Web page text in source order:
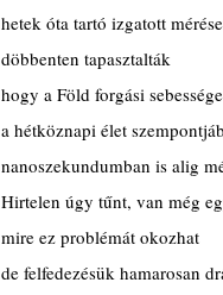
hetek óta tartó izgatott
döbbenten tapasztalták
hogy a Föld forgási sebessége
a hétköznapi élet
nanoszekundumban is alig
Hirtelen úgy tűnt, van még
mire ez problémát okozhat
de felfedezésük hamarosan